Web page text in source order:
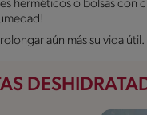
herméticos o bolsas con
aún más su vida